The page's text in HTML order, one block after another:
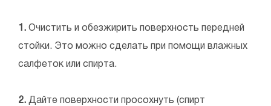
1. Очистить и обезжирить поверхность передней
стойки. Это можно сделать при помощи влажных
салфеток или спирта.
2. Дайте поверхности просохнуть (спирт